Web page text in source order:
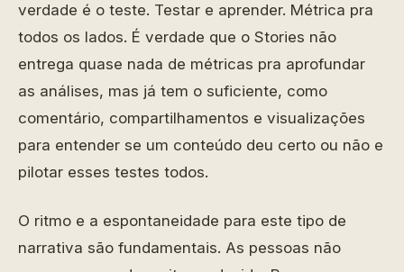
verdade é o teste. Testar e aprender. Métrica pra
todos os lados. É verdade que o Stories não
entrega quase nada de métricas pra aprofundar
as análises, mas já tem o suficiente, como
comentário, compartilhamentos e visualizações
para entender se um conteúdo deu certo ou não e
pilotar esses testes todos.
O ritmo e a espontaneidade para este tipo de
narrativa são fundamentais. As pessoas não